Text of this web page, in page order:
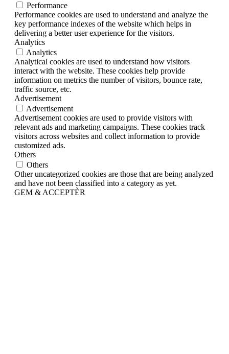
Performance
Performance cookies are used to understand and analyze the
key performance indexes of the website which helps in
delivering a better user experience for the visitors.
Analytics
Analytics
Analytical cookies are used to understand how visitors
interact with the website. These cookies help provide
information on metrics the number of visitors, bounce rate,
traffic source, etc.
Advertisement
Advertisement
Advertisement cookies are used to provide visitors with
relevant ads and marketing campaigns. These cookies track
visitors across websites and collect information to provide
customized ads.
Others
Others
Other uncategorized cookies are those that are being analyzed
and have not been classified into a category as yet.
GEM & ACCEPTÈR